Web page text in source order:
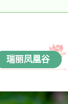
瑞丽凤凰谷